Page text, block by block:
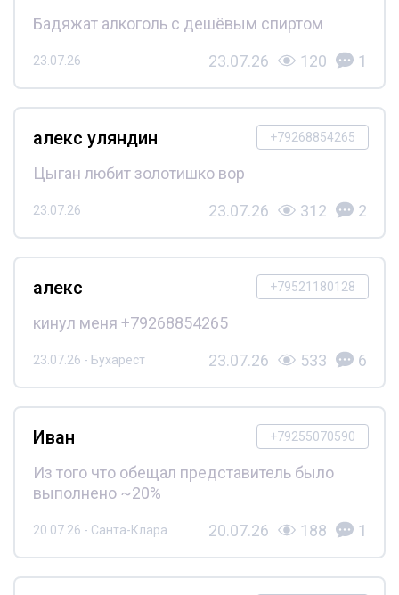
Бадяжат алкоголь с дешёвым спиртом
23.07.26 23.07.26 120 1
+79268854265
алекс уляндин
Цыган любит золотишко вор
23.07.26 23.07.26 312 2
+79521180128
алекс
кинул меня +79268854265
23.07.26 - Бухарест 23.07.26 533 6
+79255070590
Иван
Из того что обещал представитель было
выполнено ~20%
20.07.26 - Санта-Клара 20.07.26 188 1